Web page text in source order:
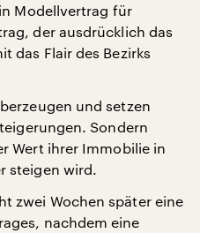
Modellvertrag für
der ausdrücklich das
das Flair des Bezirks
und setzen
Sondern
Wert ihrer Immobilie in
steigen wird.
zwei Wochen später eine
nachdem eine